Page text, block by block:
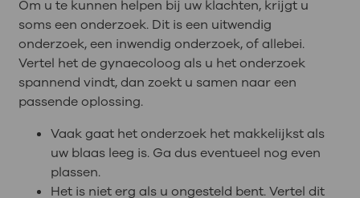
Om u te kunnen helpen bij uw klachten, krijgt u
soms een onderzoek. Dit is een uitwendig
onderzoek, een inwendig onderzoek, of allebei.
Vertel het de gynaecoloog als u het onderzoek
spannend vindt, dan zoekt u samen naar een
passende oplossing.
Vaak gaat het onderzoek het makkelijkst als
uw blaas leeg is. Ga dus eventueel nog even
plassen.
Het is niet erg als u ongesteld bent. Vertel dit